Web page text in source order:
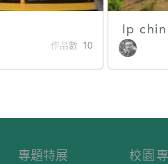
作品數 10
Ip chin
專題特展
校園